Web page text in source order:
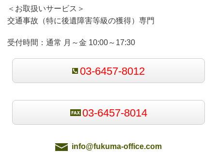
＜お取扱いサービス＞
交通事故（特に後遺障害等級の獲得）専門
受付時間： 通常 月～金 10:00～17:30
03-6457-8012
03-6457-8014
info@fukuma-office.com